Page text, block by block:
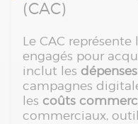
(CAC)
Le CAC
engagés pour
inclut les
campagnes
les coûts
commerciaux,